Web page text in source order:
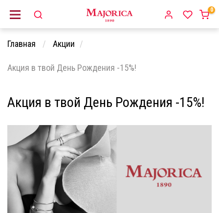
0
Главная Акции
Акция в твой День Рождения -15%!
Акция в твой День Рождения -15%!